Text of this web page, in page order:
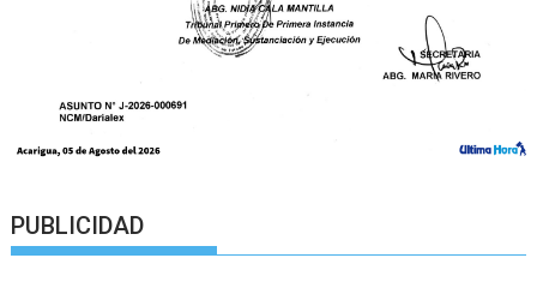
PUBLICIDAD